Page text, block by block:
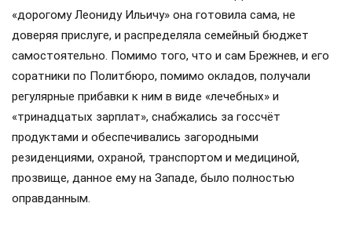
«дорогому Леониду Ильичу» она готовила сама, не
доверяя прислуге, и распределяла семейный бюджет
самостоятельно. Помимо того, что и сам Брежнев, и его
соратники по Политбюро, помимо окладов, получали
регулярные прибавки к ним в виде «лечебных» и
«тринадцатых зарплат», снабжались за госсчёт
продуктами и обеспечивались загородными
резиденциями, охраной, транспортом и медициной,
прозвище, данное ему на Западе, было полностью
оправданным.